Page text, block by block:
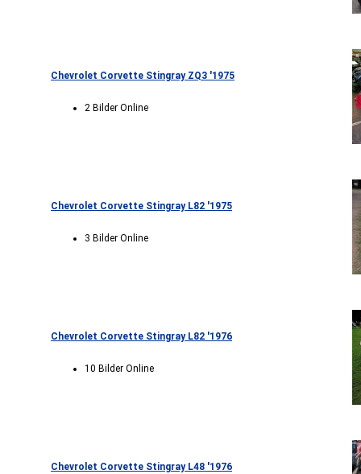
Chevrolet Corvette Stingray ZQ3 '1975
2 Bilder Online
Chevrolet Corvette Stingray L82 '1975
3 Bilder Online
Chevrolet Corvette Stingray L82 '1976
10 Bilder Online
Chevrolet Corvette Stingray L48 '1976